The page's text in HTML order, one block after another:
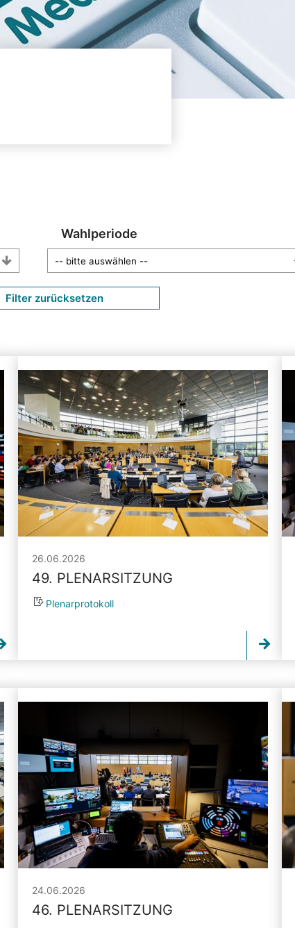
Wahlperiode
Filter zurücksetzen
26.06.2026
49. PLENARSITZUNG
Plenarprotokoll
24.06.2026
46. PLENARSITZUNG